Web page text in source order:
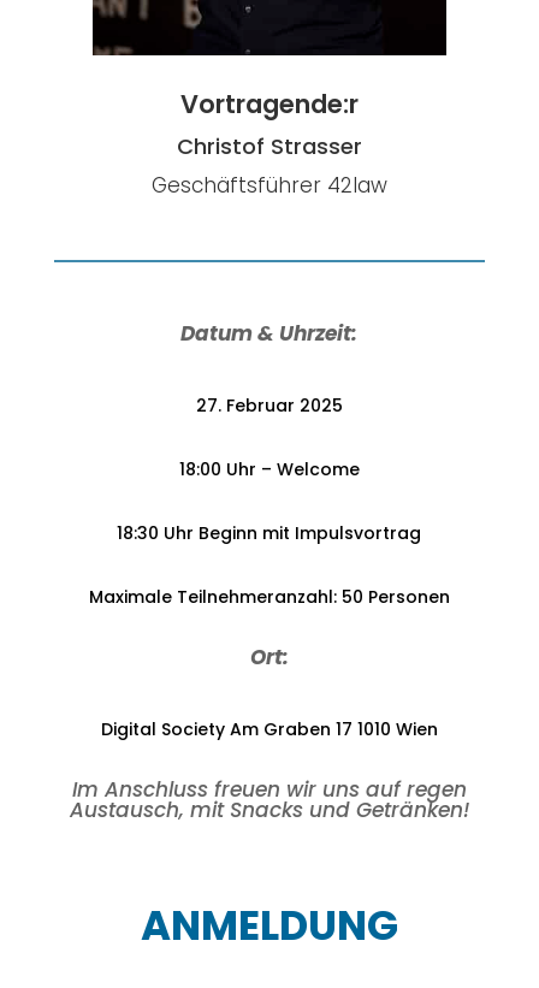
Vortragende:r
Christof Strasser
Geschäftsführer 42law
Datum & Uhrzeit:
27. Februar 2025
18:00 Uhr – Welcome
18:30 Uhr Beginn mit Impulsvortrag
Maximale Teilnehmeranzahl: 50 Personen
Ort:
Digital Society Am Graben 17 1010 Wien
Im Anschluss freuen wir uns auf regen
Austausch, mit Snacks und Getränken!
ANMELDUNG